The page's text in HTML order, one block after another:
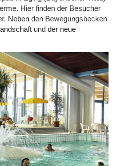
Hier finden der Besucher
Neben den Bewegungsbecken
und der neue